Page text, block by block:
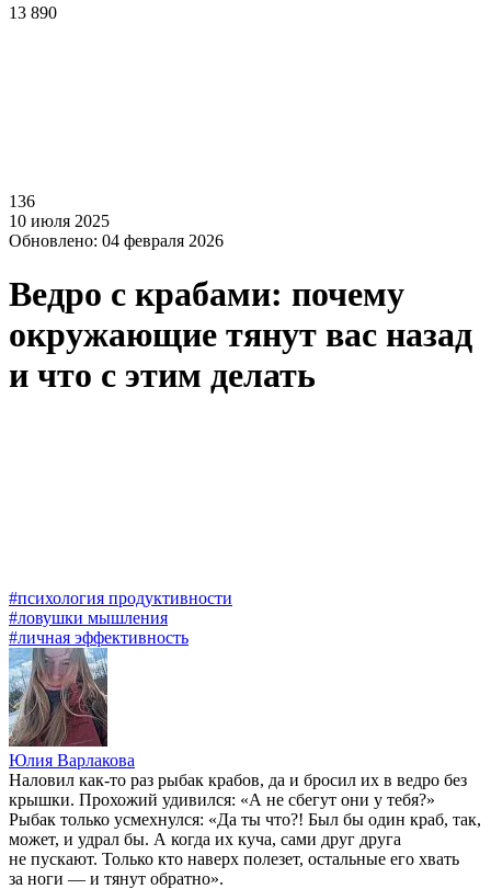
13 890
136
10 июля 2025
Обновлено: 04 февраля 2026
Ведро с крабами: почему
окружающие тянут вас назад
и что с этим делать
#психология продуктивности
#ловушки мышления
#личная эффективность
Юлия Варлакова
Наловил как-то раз рыбак крабов, да и бросил их в ведро без
крышки. Прохожий удивился: «А не сбегут они у тебя?»
Рыбак только усмехнулся: «Да ты что?! Был бы один краб, так,
может, и удрал бы. А когда их куча, сами друг друга
не пускают. Только кто наверх полезет, остальные его хвать
за ноги — и тянут обратно».